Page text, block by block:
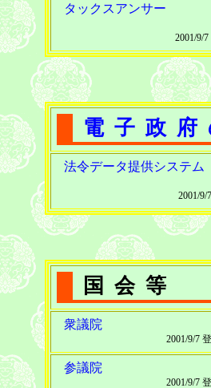
タックスアンサー
2001/9/
電子政
法令データ提供システム
2001/9/
国会等
衆議院
2001/9/7
参議院
2001/9/7